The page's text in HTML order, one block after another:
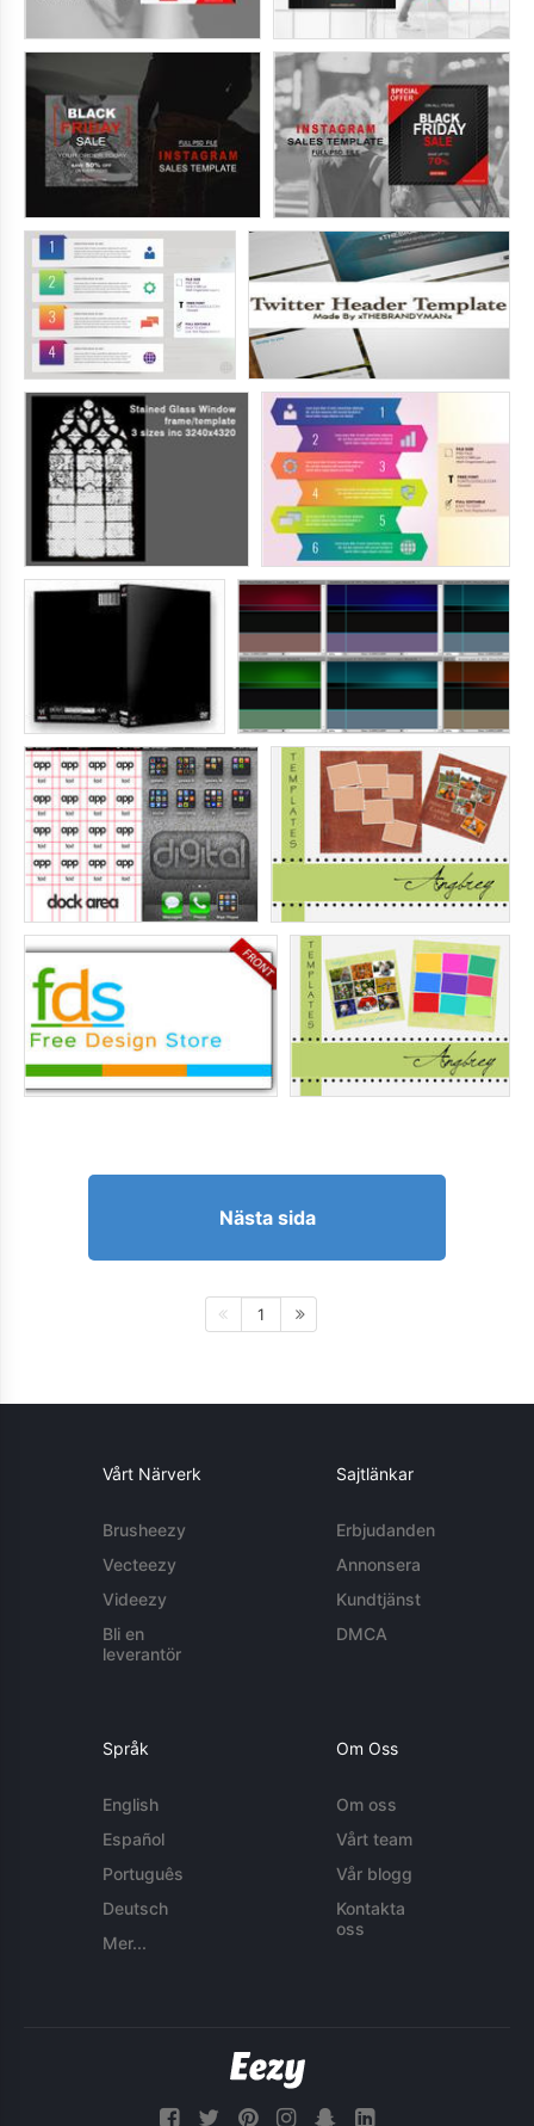
Nästa sida
1
Vårt Närverk
Brusheezy
Vecteezy
Videezy
Bli en
leverantör
Sajtlänkar
Erbjudanden
Annonsera
Kundtjänst
DMCA
Språk
English
Español
Português
Deutsch
Mer...
Om Oss
Om oss
Vårt team
Vår blogg
Kontakta
oss